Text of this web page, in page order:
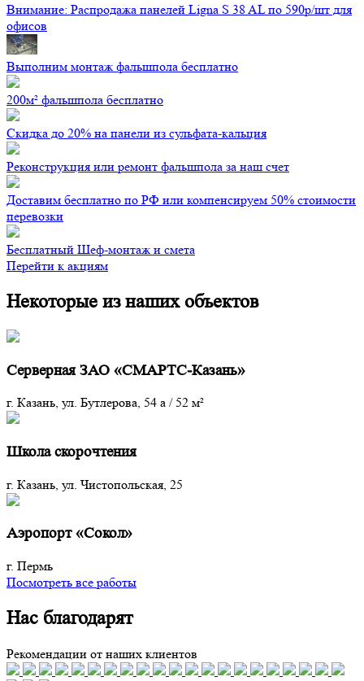
Внимание: Распродажа панелей Ligna S 38 AL по 590р/шт для
офисов
Выполним монтаж фальшпола бесплатно
200м² фальшпола бесплатно
Скидка до 20% на панели из сульфата-кальция
Реконструкция или ремонт фальшпола за наш счет
Доставим бесплатно по РФ или компенсируем 50% стоимости
перевозки
Бесплатный Шеф-монтаж и смета
Перейти к акциям
Некоторые из наших объектов
Серверная ЗАО «СМАРТС-Казань»
г. Казань, ул. Бутлерова, 54 а /52 м²
Школа скорочтения
г. Казань, ул. Чистопольская, 25
Аэропорт «Сокол»
г. Пермь
Посмотреть все работы
Нас благодарят
Рекомендации от наших клиентов